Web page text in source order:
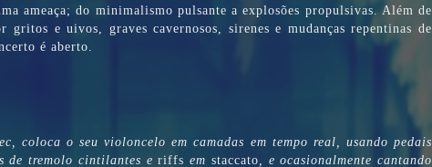
ameaça; do minimalismo pulsante a explosões propulsivas. Além de
gritos e uivos, graves cavernosos, sirenes e mudanças repentinas de
é aberto.
coloca o seu violoncelo em camadas em tempo real, usando pedais
de tremolo cintilantes eriffs em staccato, e ocasionalmente cantando